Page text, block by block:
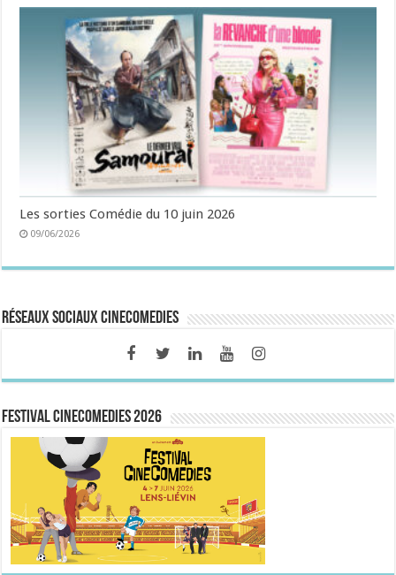
Les sorties Comédie du 10 juin 2026
09/06/2026
Réseaux sociaux CineComedies
FESTIVAL CINECOMEDIES 2026